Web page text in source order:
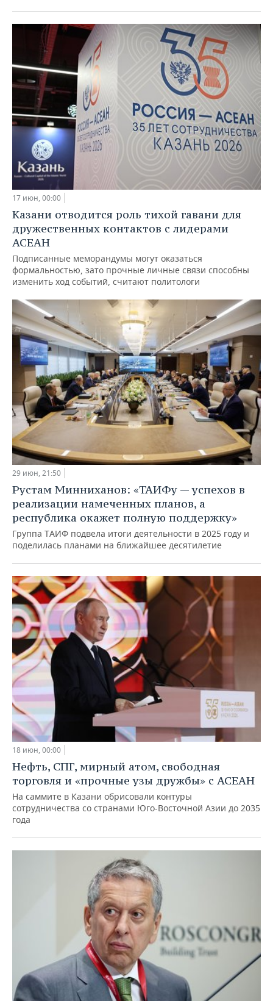
17 июн, 00:00
Казани отводится роль тихой гавани для
дружественных контактов с лидерами
АСЕАН
Подписанные меморандумы могут оказаться
формальностью, зато прочные личные связи способны
изменить ход событий, считают политологи
29 июн, 21:50
Рустам Минниханов: «ТАИФу — успехов в
реализации намеченных планов, а
республика окажет полную поддержку»
Группа ТАИФ подвела итоги деятельности в 2025 году и
поделилась планами на ближайшее десятилетие
18 июн, 00:00
Нефть, СПГ, мирный атом, свободная
торговля и «прочные узы дружбы» с АСЕАН
На саммите в Казани обрисовали контуры
сотрудничества со странами Юго-Восточной Азии до 2035
года